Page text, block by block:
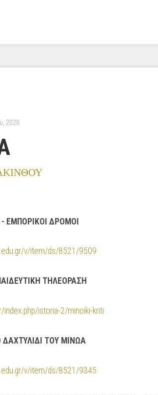
2020
ΕΜΠΟΡΙΚΟΙ ΔΡΟΜΟΙ
v/item/ds/8521/9509
ΤΗΛΕΟΡΑΣΗ
index.php/istoria-2/minoiki-kriti
ΔΑΧΤΥΛΙΔΙ ΤΟΥ ΜΙΝΩΑ
v/item/ds/8521/9345